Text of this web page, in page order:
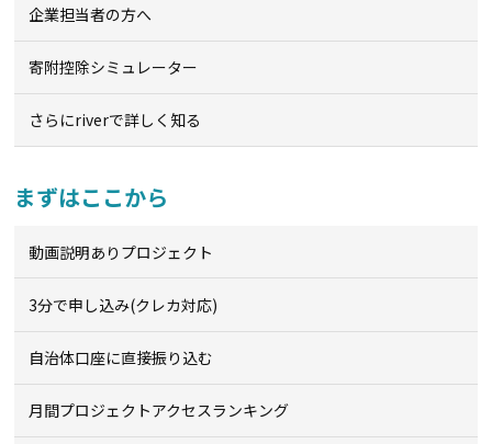
企業担当者の方へ
寄附控除シミュレーター
さらにriverで詳しく知る
まずはここから
動画説明ありプロジェクト
3分で申し込み(クレカ対応)
自治体口座に直接振り込む
月間プロジェクトアクセスランキング